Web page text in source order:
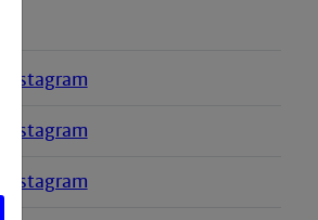
Instagram
Instagram
Instagram